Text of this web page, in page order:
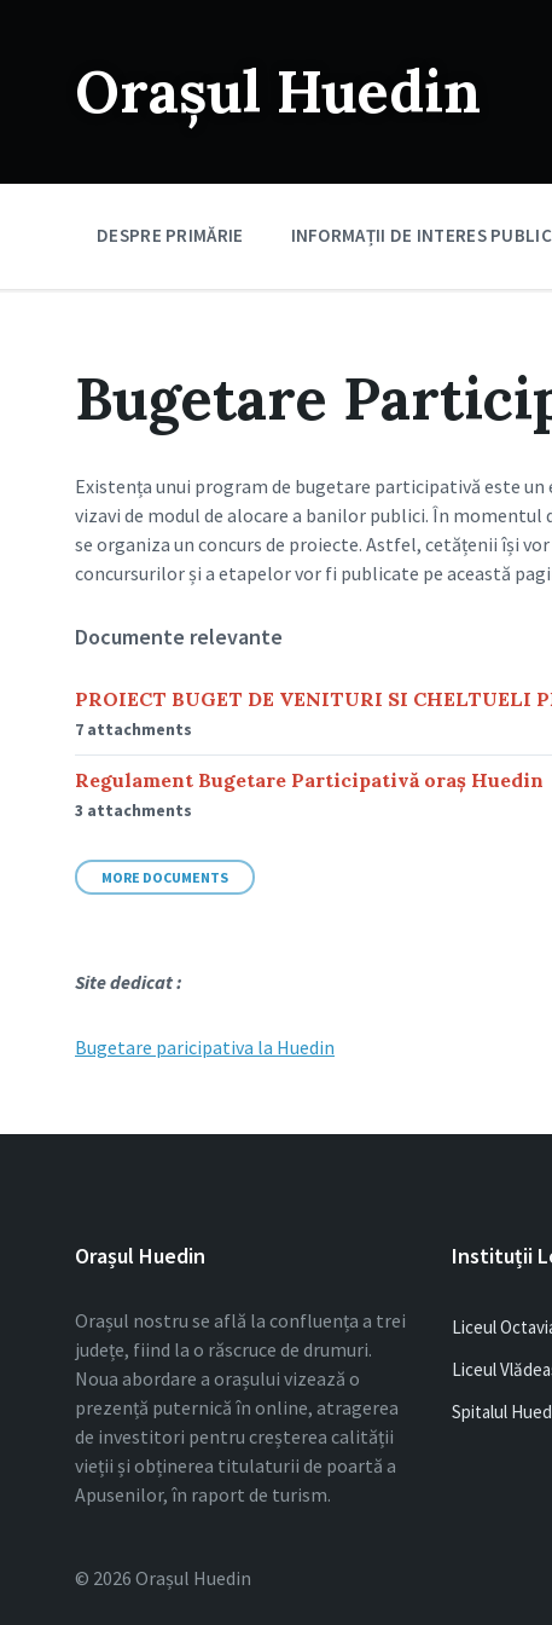
navigationOrașul Huedin
DESPRE PRIMĂRIE INFORMAȚII DE INTERES PUBLIC
Bugetare
Existența unui program de bugetare participativă este
vizavi de modul de alocare a banilor publici. În
se organiza un concurs de proiecte. Astfel, cetățenii își
concursurilor și a etapelor vor fi publicate pe această
Documente relevante
PROIECT BUGET DE VENITURI SI CHELTUELI
7 attachments
Regulament Bugetare Participativă oraș Huedin
3 attachments
MORE DOCUMENTS
Site dedicat :
Bugetare paricipativa la Huedin
Orașul Huedin
Orașul nostru se află la confluența a trei
județe, fiind la o răscruce de drumuri.
Noua abordare a orașului vizează o
prezență puternică în online, atragerea
de investitori pentru creșterea calității
vieții și obținerea titulaturii de poartă a
Apusenilor, în raport de turism.
Instituții
Liceul
Liceul
Spitalul
© 2026 Orașul Huedin